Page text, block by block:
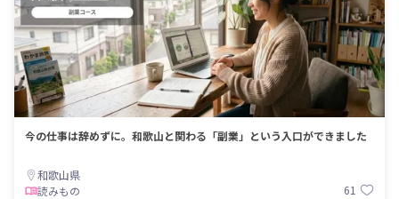
今の仕事は辞めずに。和歌山と関わる「副業」という入口ができました
和歌山県
読みもの
61